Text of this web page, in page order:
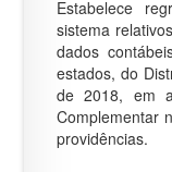
Estabelece
sistema
dados
estados, do
de 2018, em
Complementar
providências.